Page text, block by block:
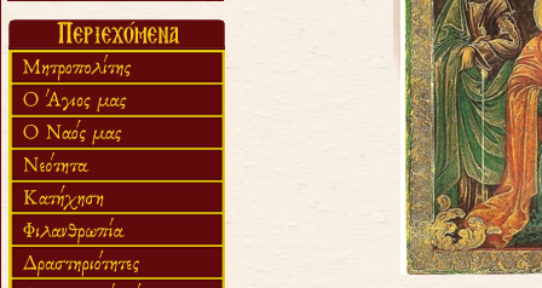
«πολύ αργά».
Ζητείται....